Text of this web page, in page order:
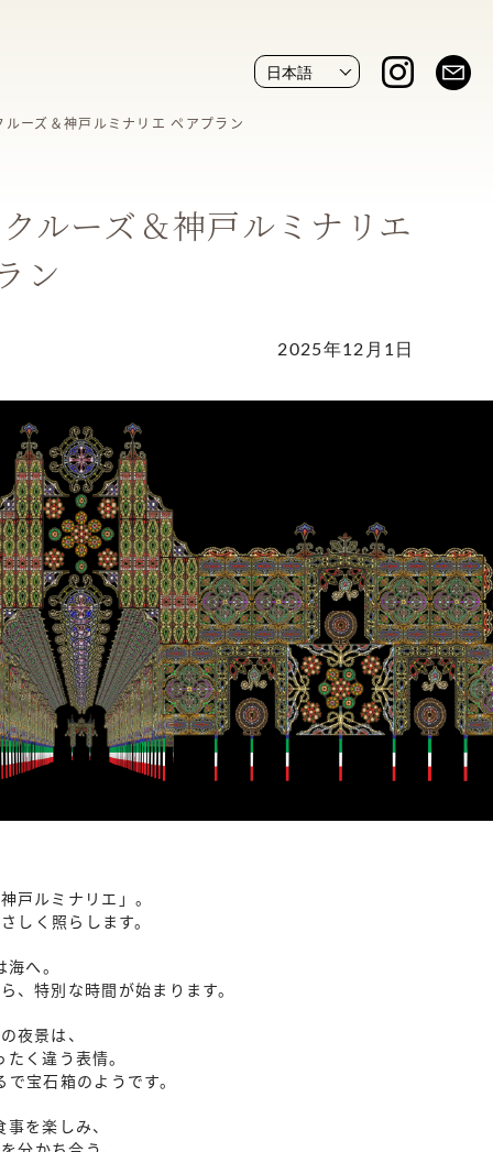
ーズ＆神戸ルミナリエ ペアプラン
ルーズ＆神戸ルミナリエ
ン
2025年12月1日
戸ルミナリエ」。
しく照らします。
へ。
、特別な時間が始まります。
夜景は、
く違う表情。
宝石箱のようです。
を楽しみ、